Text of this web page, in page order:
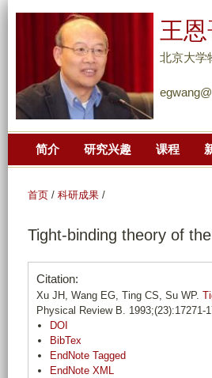
王
北京大学
简介 研究兴趣 课程
首页 / 科研成果 /
Tight-binding theory of
Citation:
Xu JH, Wang EG, Ting CS, Su WP.
Physical Review B. 1993;(23):17271-
DOI
BibTex
EndNote Tagged
EndNote XML